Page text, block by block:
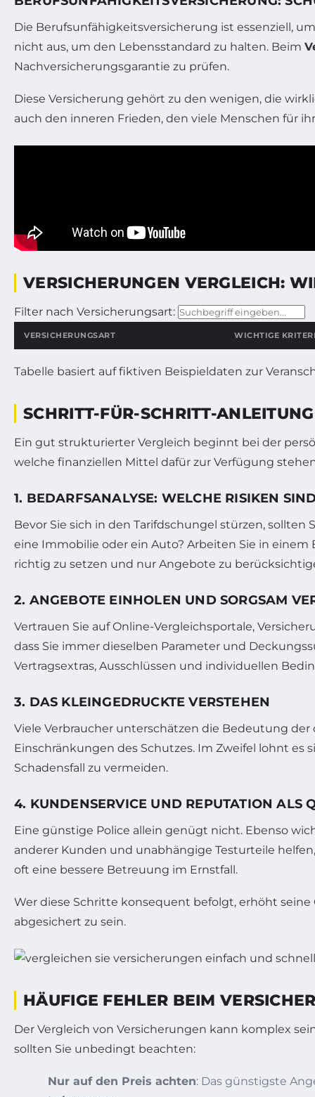
Die Berufsunfähigkeitsversicherung ist essenziell,
nicht aus, um den Lebensstandard zu halten. Beim
Nachversicherungsgarantie zu prüfen.
Diese Versicherung gehört zu den wenigen, die
auch den inneren Frieden, den viele Menschen für
VERSICHERUNGEN VERGLEICH:
Filter nach Versicherungsart:
Geben Sie einen Begriff ein, um die Tabelle zu filtern.
VERSICHERUNGSART WICHTIGE
Tabelle basiert auf fiktiven Beispieldaten zur
SCHRITT-FÜR-SCHRITT-
Ein gut strukturierter Vergleich beginnt bei der
welche finanziellen Mittel dafür zur Verfügung
1. BEDARFSANALYSE: WELCHE RISIKEN
Bevor Sie sich in den Tarifdschungel stürzen, sollten
eine Immobilie oder ein Auto? Arbeiten Sie in
richtig zu setzen und nur Angebote zu
2. ANGEBOTE EINHOLEN UND SORGSAM
Vertrauen Sie auf Online-Vergleichsportale,
dass Sie immer dieselben Parameter und
Vertragsextras, Ausschlüssen und individuellen
3. DAS KLEINGEDRUCKTE VERSTEHEN
Viele Verbraucher unterschätzen die Bedeutung
Einschränkungen des Schutzes. Im Zweifel lohnt
Schadensfall zu vermeiden.
4. KUNDENSERVICE UND REPUTATION ALS
Eine günstige Police allein genügt nicht. Ebenso
anderer Kunden und unabhängige Testurteile
oft eine bessere Betreuung im Ernstfall.
Wer diese Schritte konsequent befolgt, erhöht
abgesichert zu sein.
HÄUFIGE FEHLER BEIM
Der Vergleich von Versicherungen kann komplex
sollten Sie unbedingt beachten:
Nur auf den Preis achten: Das günstigste